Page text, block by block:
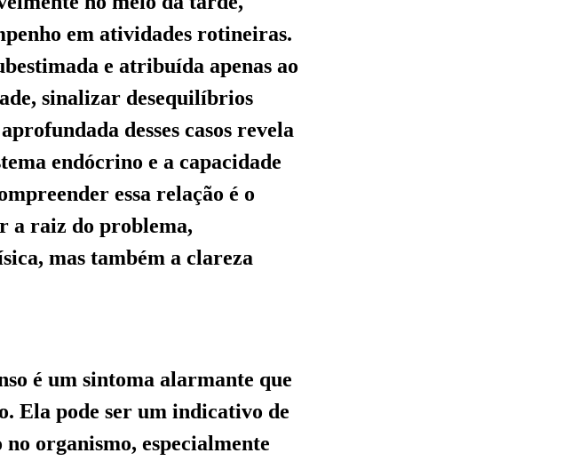
em atividades rotineiras.
e atribuída apenas ao
sinalizar desequilíbrios
desses casos revela
endócrino e a capacidade
essa relação é o
a raiz do problema,
mas também a clareza
é um sintoma alarmante que
Ela pode ser um indicativo de
organismo, especialmente